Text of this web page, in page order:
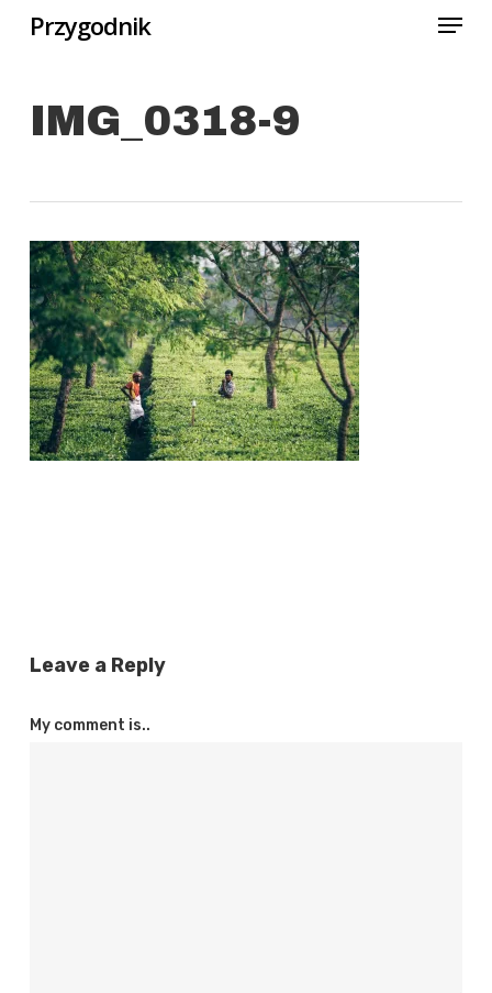
Skip
content
Przygodnik Menu
IMG_0318-9
Leave a Reply
My comment is..